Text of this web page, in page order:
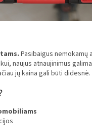
Pasibaigus nemokamų
naujus atnaujinimus
jų kaina gali būti didesnė.